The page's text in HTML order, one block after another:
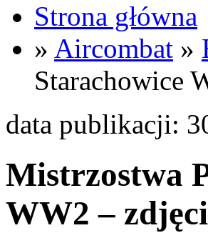
Strona główna
» Aircombat »
Starachowice
data publikacji:
Mistrzostwa
WW2 –